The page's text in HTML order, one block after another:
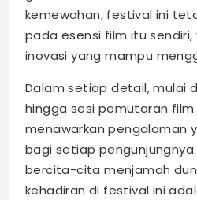
kemewahan, festival ini
pada esensi film itu
inovasi yang mampu
Dalam setiap detail, mulai
hingga sesi pemutaran
menawarkan pengalaman
bagi setiap
bercita-cita menjamah
kehadiran di festival ini